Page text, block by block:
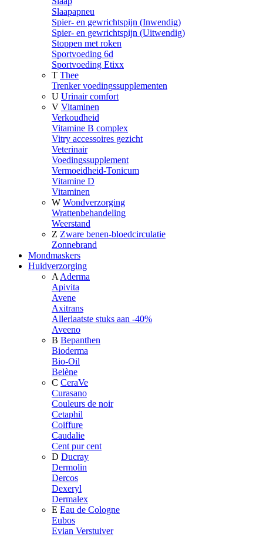
Slaapapneu
Spier- en gewrichtspijn (Inwendig)
Spier- en gewrichtspijn (Uitwendig)
Stoppen met roken
Sportvoeding 6d
Sportvoeding Etixx
T Thee
Trenker voedingssupplementen
U Urinair comfort
V Vitaminen
Verkoudheid
Vitamine B complex
Vitry accessoires gezicht
Veterinair
Voedingssupplement
Vermoeidheid-Tonicum
Vitamine D
Vitaminen
W Wondverzorging
Wrattenbehandeling
Weerstand
Z Zware benen-bloedcirculatie
Zonnebrand
Mondmaskers
Huidverzorging
A Aderma
Apivita
Avene
Axitrans
Allerlaatste stuks aan -40%
Aveeno
B Bepanthen
Bioderma
Bio-Oil
Belène
C CeraVe
Curasano
Couleurs de noir
Cetaphil
Coiffure
Caudalie
Cent pur cent
D Ducray
Dermolin
Dercos
Dexeryl
Dermalex
E Eau de Cologne
Eubos
Evian Verstuiver